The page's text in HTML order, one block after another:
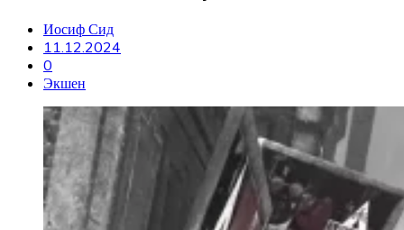
Иосиф Сид
11.12.2024
0
Экшен